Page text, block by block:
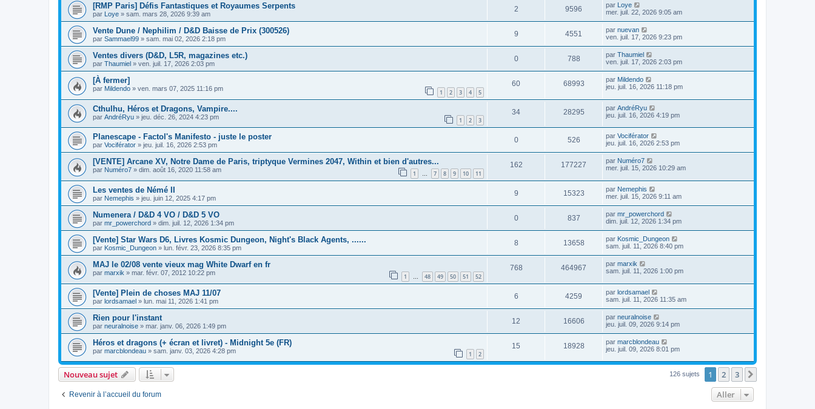
[RMP Paris] Défis Fantastiques et Royaumes Serpents
par Loye » sam. mars 28, 2026 9:39 am
2 9596 par Loye
mer. juil. 22, 2026 9:05 am
Vente Dune / Nephilim / D&D Baisse de Prix (300526)
par Sammael99 » sam. mai 02, 2026 2:18 pm
9 4551 par nuevan
ven. juil. 17, 2026 9:23 pm
Ventes divers (D&D, L5R, magazines etc.)
par Thaumiel » ven. juil. 17, 2026 2:03 pm
0 788 par Thaumiel
ven. juil. 17, 2026 2:03 pm
[À fermer]
par Mildendo » ven. mars 07, 2025 11:16 pm 1 2 3 4 5
60 68993 par Mildendo
jeu. juil. 16, 2026 11:18 pm
Cthulhu, Héros et Dragons, Vampire....
par AndréRyu » jeu. déc. 26, 2024 4:23 pm 1 2 3
34 28295 par AndréRyu
jeu. juil. 16, 2026 4:19 pm
Planescape - Factol's Manifesto - juste le poster
par Vociférator » jeu. juil. 16, 2026 2:53 pm
0 526 par Vociférator
jeu. juil. 16, 2026 2:53 pm
[VENTE] Arcane XV, Notre Dame de Paris, triptyque Vermines 2047, Within et bien d'autres...
par Numéro7 » dim. août 16, 2020 11:58 am 1 … 7 8 9 10 11
162 177227 par Numéro7
mer. juil. 15, 2026 10:29 am
Les ventes de Némé II
par Nemephis » jeu. juin 12, 2025 4:17 pm
9 15323 par Nemephis
mer. juil. 15, 2026 9:11 am
Numenera / D&D 4 VO / D&D 5 VO
par mr_powerchord » dim. juil. 12, 2026 1:34 pm
0 837 par mr_powerchord
dim. juil. 12, 2026 1:34 pm
[Vente] Star Wars D6, Livres Kosmic Dungeon, Night's Black Agents, ......
par Kosmic_Dungeon » lun. févr. 23, 2026 8:35 pm
8 13658 par Kosmic_Dungeon
sam. juil. 11, 2026 8:40 pm
MAJ le 02/08 vente vieux mag White Dwarf en fr
par marxik » mar. févr. 07, 2012 10:22 pm 1 48 49 50 51 52
768 464967 par marxik
sam. juil. 11, 2026 1:00 pm
[Vente] Plein de choses MAJ 11/07
par lordsamael » lun. mai 11, 2026 1:41 pm
6 4259 par lordsamael
sam. juil. 11, 2026 11:35 am
Rien pour l'instant
par neuralnoise » mar. janv. 06, 2026 1:49 pm
12 16606 par neuralnoise
jeu. juil. 09, 2026 9:14 pm
Héros et dragons (+ écran et livret) - Midnight 5e (FR)
par marcblondeau » sam. janv. 03, 2026 4:28 pm 1 2
15 18928 par marcblondeau
jeu. juil. 09, 2026 8:01 pm
Nouveau sujet 126 sujets 1 2 3
Revenir à l’accueil du forum Aller